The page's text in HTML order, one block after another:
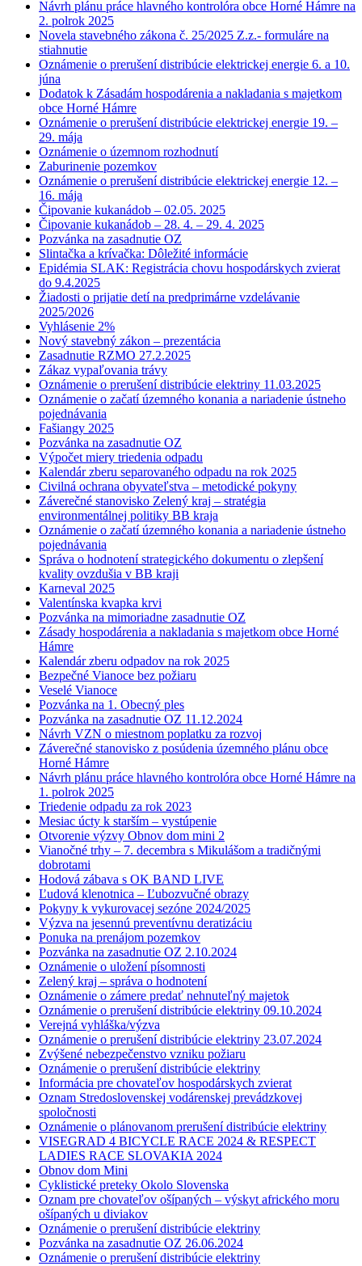
Návrh plánu práce hlavného kontrolóra obce Horné Hámre na
2. polrok 2025
Novela stavebného zákona č. 25/2025 Z.z.- formuláre na
stiahnutie
Oznámenie o prerušení distribúcie elektrickej energie 6. a 10.
júna
Dodatok k Zásadám hospodárenia a nakladania s majetkom
obce Horné Hámre
Oznámenie o prerušení distribúcie elektrickej energie 19. –
29. mája
Oznámenie o územnom rozhodnutí
Zaburinenie pozemkov
Oznámenie o prerušení distribúcie elektrickej energie 12. –
16. mája
Čipovanie kukanádob – 02.05. 2025
Čipovanie kukanádob – 28. 4. – 29. 4. 2025
Pozvánka na zasadnutie OZ
Slintačka a krívačka: Dôležité informácie
Epidémia SLAK: Registrácia chovu hospodárskych zvierat
do 9.4.2025
Žiadosti o prijatie detí na predprimárne vzdelávanie
2025/2026
Vyhlásenie 2%
Nový stavebný zákon – prezentácia
Zasadnutie RZMO 27.2.2025
Zákaz vypaľovania trávy
Oznámenie o prerušení distribúcie elektriny 11.03.2025
Oznámenie o začatí územného konania a nariadenie ústneho
pojednávania
Fašiangy 2025
Pozvánka na zasadnutie OZ
Výpočet miery triedenia odpadu
Kalendár zberu separovaného odpadu na rok 2025
Civilná ochrana obyvateľstva – metodické pokyny
Záverečné stanovisko Zelený kraj – stratégia
environmentálnej politiky BB kraja
Oznámenie o začatí územného konania a nariadenie ústneho
pojednávania
Správa o hodnotení strategického dokumentu o zlepšení
kvality ovzdušia v BB kraji
Karneval 2025
Valentínska kvapka krvi
Pozvánka na mimoriadne zasadnutie OZ
Zásady hospodárenia a nakladania s majetkom obce Horné
Hámre
Kalendár zberu odpadov na rok 2025
Bezpečné Vianoce bez požiaru
Veselé Vianoce
Pozvánka na 1. Obecný ples
Pozvánka na zasadnutie OZ 11.12.2024
Návrh VZN o miestnom poplatku za rozvoj
Záverečné stanovisko z posúdenia územného plánu obce
Horné Hámre
Návrh plánu práce hlavného kontrolóra obce Horné Hámre na
1. polrok 2025
Triedenie odpadu za rok 2023
Mesiac úcty k starším – vystúpenie
Otvorenie výzvy Obnov dom mini 2
Vianočné trhy – 7. decembra s Mikulášom a tradičnými
dobrotami
Hodová zábava s OK BAND LIVE
Ľudová klenotnica – Ľubozvučné obrazy
Pokyny k vykurovacej sezóne 2024/2025
Výzva na jesennú preventívnu deratizáciu
Ponuka na prenájom pozemkov
Pozvánka na zasadnutie OZ 2.10.2024
Oznámenie o uložení písomnosti
Zelený kraj – správa o hodnotení
Oznámenie o zámere predať nehnuteľný majetok
Oznámenie o prerušení distribúcie elektriny 09.10.2024
Verejná vyhláška/výzva
Oznámenie o prerušení distribúcie elektriny 23.07.2024
Zvýšené nebezpečenstvo vzniku požiaru
Oznámenie o prerušení distribúcie elektriny
Informácia pre chovateľov hospodárskych zvierat
Oznam Stredoslovenskej vodárenskej prevádzkovej
spoločnosti
Oznámenie o plánovanom prerušení distribúcie elektriny
VISEGRAD 4 BICYCLE RACE 2024 & RESPECT
LADIES RACE SLOVAKIA 2024
Obnov dom Mini
Cyklistické preteky Okolo Slovenska
Oznam pre chovateľov ošípaných – výskyt afrického moru
ošípaných u diviakov
Oznámenie o prerušení distribúcie elektriny
Pozvánka na zasadnutie OZ 26.06.2024
Oznámenie o prerušení distribúcie elektriny